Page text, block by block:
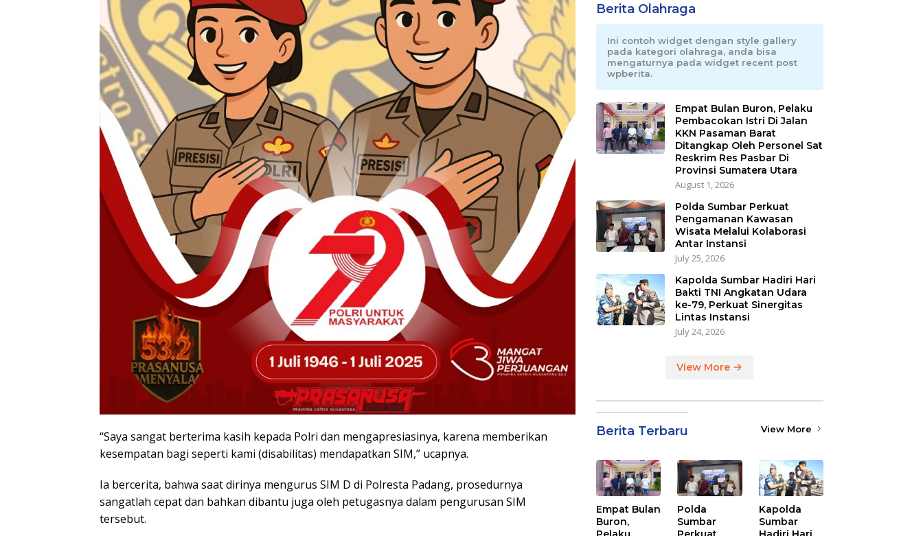
“Saya sangat berterima kasih kepada Polri dan mengapresiasinya, karena memberikan
kesempatan bagi seperti kami (disabilitas) mendapatkan SIM,” ucapnya.
Ia bercerita, bahwa saat dirinya mengurus SIM D di Polresta Padang, prosedurnya
sangatlah cepat dan bahkan dibantu juga oleh petugasnya dalam pengurusan SIM
tersebut.
Berita Olahraga
Ini contoh widget dengan style gallery
pada kategori olahraga, anda bisa
mengaturnya pada widget recent post
wpberita.
Empat Bulan Buron, Pelaku
Pembacokan Istri Di Jalan
KKN Pasaman Barat
Ditangkap Oleh Personel Sat
Reskrim Res Pasbar Di
Provinsi Sumatera Utara
August 1, 2026
Polda Sumbar Perkuat
Pengamanan Kawasan
Wisata Melalui Kolaborasi
Antar Instansi
July 25, 2026
Kapolda Sumbar Hadiri Hari
Bakti TNI Angkatan Udara
ke-79, Perkuat Sinergitas
Lintas Instansi
July 24, 2026
View More
Berita Terbaru View More
Empat Bulan
Buron,
Polda
Sumbar
Kapolda
Sumbar